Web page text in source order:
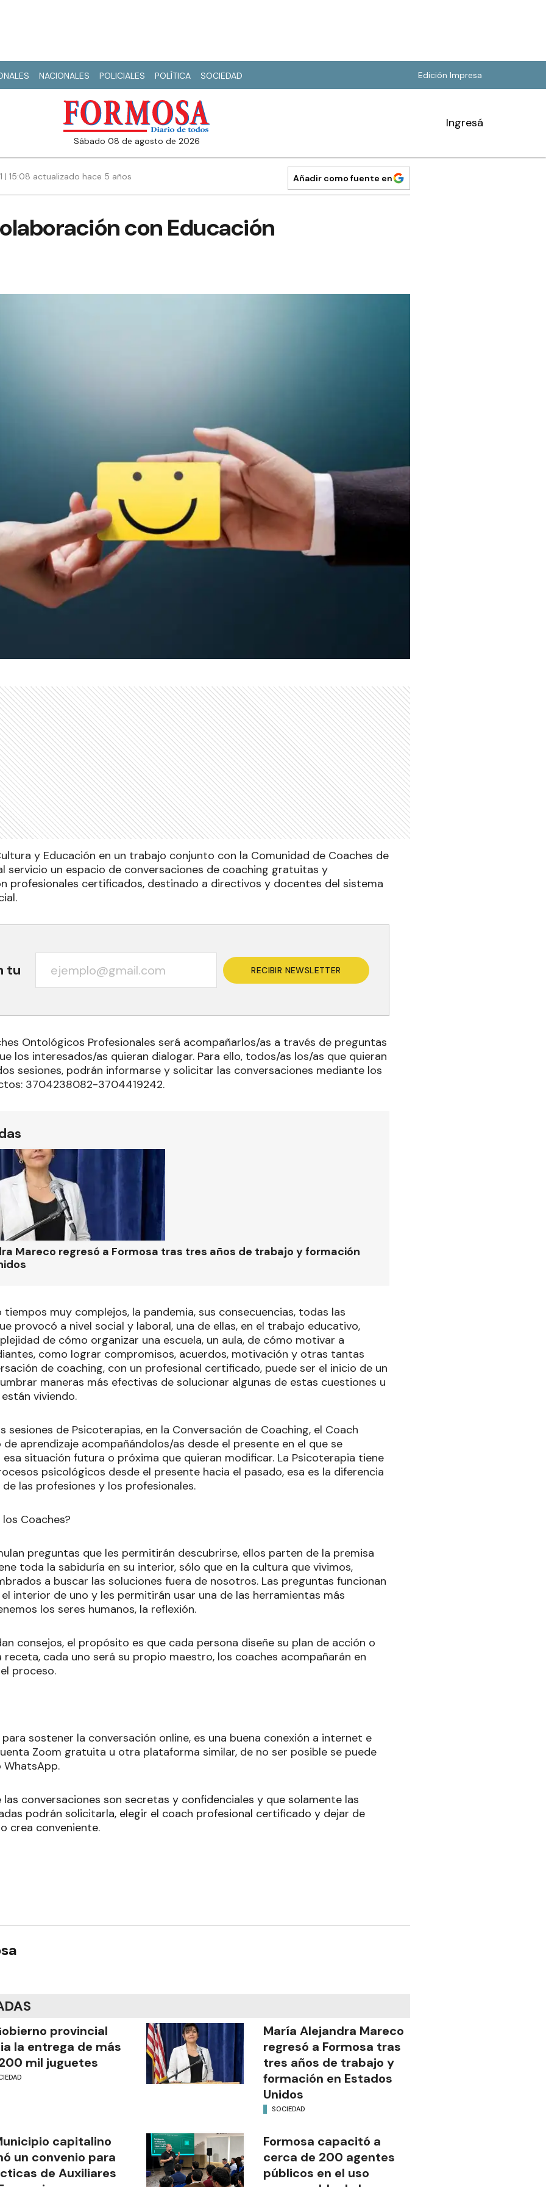
NACIONALES POLICIALES POLÍTICA SOCIEDAD Edición Impresa
sábado 08 de agosto de 2026
Ingresá
| 15:08 actualizado hace 5 años Añadir como fuente en
con Educación
y Educación en un trabajo conjunto con la Comunidad de Coaches de
servicio un espacio de conversaciones de coaching gratuitas y
profesionales certificados, destinado a directivos y docentes del sistema
tu RECIBIR NEWSLETTER
Ontológicos Profesionales será acompañarlos/as a través de preguntas
los interesados/as quieran dialogar. Para ello, todos/as los/as que quieran
sesiones, podrán informarse y solicitar las conversaciones mediante los
3704238082-3704419242.
Mareco regresó a Formosa tras tres años de trabajo y formación
tiempos muy complejos, la pandemia, sus consecuencias, todas las
provocó a nivel social y laboral, una de ellas, en el trabajo educativo,
de cómo organizar una escuela, un aula, de cómo motivar a
como lograr compromisos, acuerdos, motivación y otras tantas
de coaching, con un profesional certificado, puede ser el inicio de un
maneras más efectivas de solucionar algunas de estas cuestiones u
viviendo.
sesiones de Psicoterapias, en la Conversación de Coaching, el Coach
aprendizaje acompañándolos/as desde el presente en el que se
situación futura o próxima que quieran modificar. La Psicoterapia tiene
psicológicos desde el presente hacia el pasado, esa es la diferencia
las profesiones y los profesionales.
Coaches?
preguntas que les permitirán descubrirse, ellos parten de la premisa
toda la sabiduría en su interior, sólo que en la cultura que vivimos,
a buscar las soluciones fuera de nosotros. Las preguntas funcionan
interior de uno y les permitirán usar una de las herramientas más
los seres humanos, la reflexión.
consejos, el propósito es que cada persona diseñe su plan de acción o
cada uno será su propio maestro, los coaches acompañarán en
proceso.
sostener la conversación online, es una buena conexión a internet e
Zoom gratuita u otra plataforma similar, de no ser posible se puede
WhatsApp.
las conversaciones son secretas y confidenciales y que solamente las
podrán solicitarla, elegir el coach profesional certificado y dejar de
crea conveniente.
provincial
la entrega de más
mil juguetes
María Alejandra Mareco
regresó a Formosa tras
tres años de trabajo y
formación en Estados
Unidos
SOCIEDAD
capitalino
un convenio para
de Auxiliares
Formosa capacitó a
cerca de 200 agentes
públicos en el uso